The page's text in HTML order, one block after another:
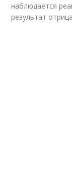
наблюдается
результат